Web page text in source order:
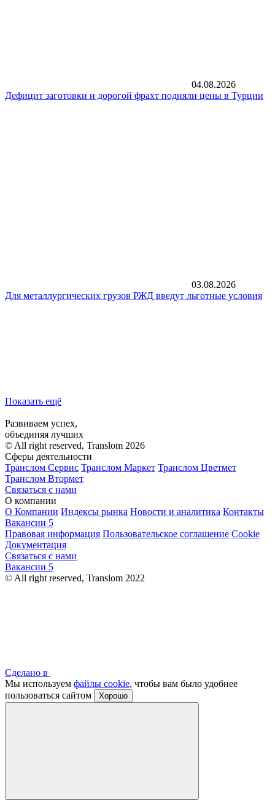
04.08.2026
Дефицит заготовки и дорогой фрахт подняли цены в Турции
03.08.2026
Для металлургических грузов РЖД введут льготные условия
Показать ещё
Развиваем успех,
объединяя лучших
© All right reserved, Translom 2026
Сферы деятельности
Транслом Сервис Транслом Маркет Транслом Цветмет
Транслом Втормет
Связаться с нами
О компании
О Компании Индексы рынка Новости и аналитика Контакты
Вакансии 5
Правовая информация Пользовательское соглашение Cookie
Документация
Связаться с нами
Вакансии 5
© All right reserved, Translom 2022
Сделано в
Мы используем файлы cookie, чтобы вам было удобнее
пользоваться сайтом
Хорошо